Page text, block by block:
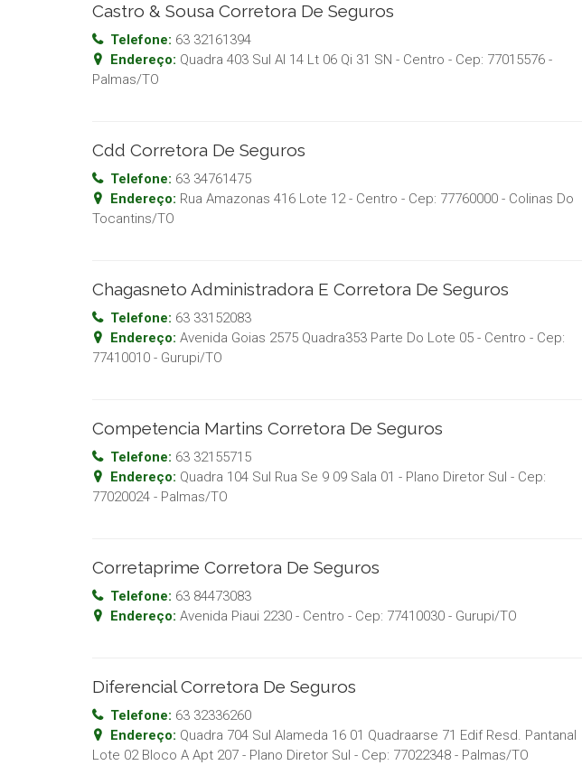
Castro & Sousa Corretora De Seguros
Telefone: 63 32161394
Endereço: Quadra 403 Sul Al 14 Lt 06 Qi 31 SN - Centro - Cep: 77015576 -
Palmas/TO
Cdd Corretora De Seguros
Telefone: 63 34761475
Endereço: Rua Amazonas 416 Lote 12 - Centro - Cep: 77760000 - Colinas Do
Tocantins/TO
Chagasneto Administradora E Corretora De Seguros
Telefone: 63 33152083
Endereço: Avenida Goias 2575 Quadra353 Parte Do Lote 05 - Centro - Cep:
77410010 - Gurupi/TO
Competencia Martins Corretora De Seguros
Telefone: 63 32155715
Endereço: Quadra 104 Sul Rua Se 9 09 Sala 01 - Plano Diretor Sul - Cep:
77020024 - Palmas/TO
Corretaprime Corretora De Seguros
Telefone: 63 84473083
Endereço: Avenida Piaui 2230 - Centro - Cep: 77410030 - Gurupi/TO
Diferencial Corretora De Seguros
Telefone: 63 32336260
Endereço: Quadra 704 Sul Alameda 16 01 Quadraarse 71 Edif Resd. Pantanal
Lote 02 Bloco A Apt 207 - Plano Diretor Sul - Cep: 77022348 - Palmas/TO